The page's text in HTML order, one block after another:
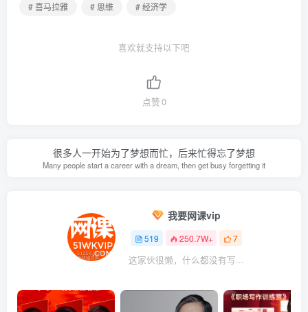
# 喜马拉雅
# 思维 # 经济学
喜欢就支持以下吧
点赞0
很多人一开始为了梦想而忙，后来忙得忘了梦想
Many people start a career with a dream, then get busy forgetting it
我要网课vip
519 250.7W+ 7
这家伙很懒，什么都没有写...